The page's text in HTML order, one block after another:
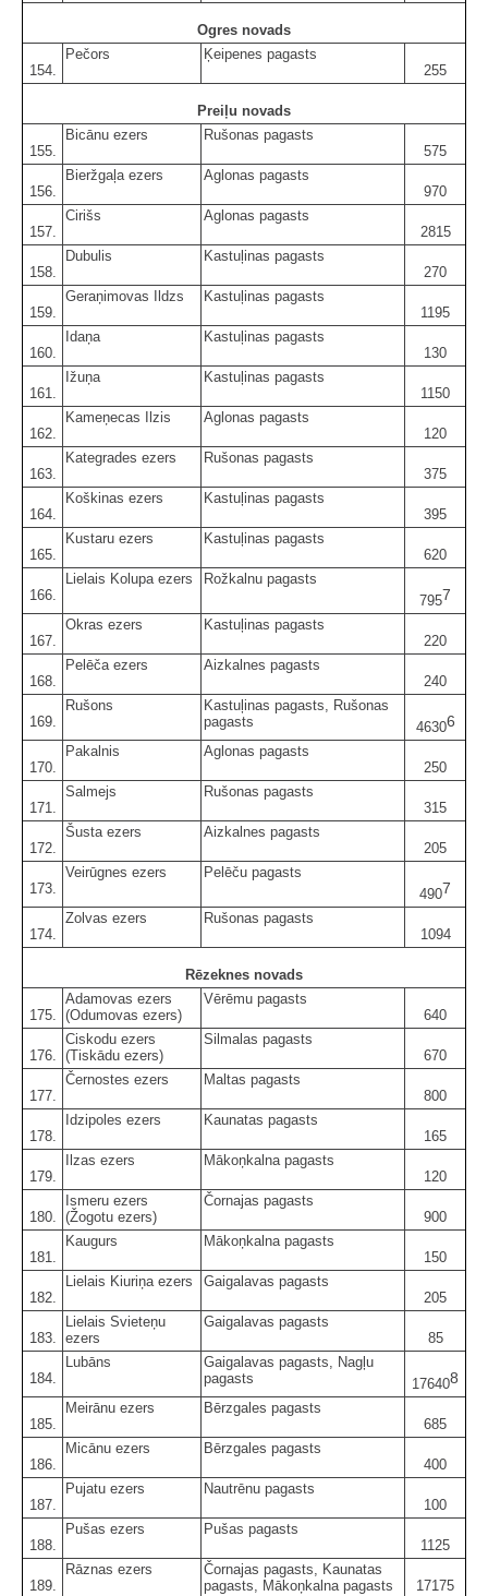
Ogres novads
154.
Pečors
Ķeipenes pagasts
255
Preiļu novads
155.
Bicānu ezers
Rušonas pagasts
575
156.
Bieržgaļa ezers
Aglonas pagasts
970
157.
Cirišs
Aglonas pagasts
2815
158.
Dubulis
Kastuļinas pagasts
270
159.
Geraņimovas Ildzs
Kastuļinas pagasts
1195
160.
Idaņa
Kastuļinas pagasts
130
161.
Ižuņa
Kastuļinas pagasts
1150
162.
Kameņecas Ilzis
Aglonas pagasts
120
163.
Kategrades ezers
Rušonas pagasts
375
164.
Koškinas ezers
Kastuļinas pagasts
395
165.
Kustaru ezers
Kastuļinas pagasts
620
166.
Lielais Kolupa ezers
Rožkalnu pagasts
7957
167.
Okras ezers
Kastuļinas pagasts
220
168.
Pelēča ezers
Aizkalnes pagasts
240
169.
Rušons
Kastuļinas pagasts, Rušonas
pagasts
46306
170.
Pakalnis
Aglonas pagasts
250
171.
Salmejs
Rušonas pagasts
315
172.
Šusta ezers
Aizkalnes pagasts
205
173.
Veirūgnes ezers
Pelēču pagasts
4907
174.
Zolvas ezers
Rušonas pagasts
1094
Rēzeknes novads
175.
Adamovas ezers
(Odumovas ezers)
Vērēmu pagasts
640
176.
Ciskodu ezers
(Tiskādu ezers)
Silmalas pagasts
670
177.
Černostes ezers
Maltas pagasts
800
178.
Idzipoles ezers
Kaunatas pagasts
165
179.
Ilzas ezers
Mākoņkalna pagasts
120
180.
Ismeru ezers
(Žogotu ezers)
Čornajas pagasts
900
181.
Kaugurs
Mākoņkalna pagasts
150
182.
Lielais Kiuriņa ezers
Gaigalavas pagasts
205
183.
Lielais Svieteņu
ezers
Gaigalavas pagasts
85
184.
Lubāns
Gaigalavas pagasts, Nagļu
pagasts
176408
185.
Meirānu ezers
Bērzgales pagasts
685
186.
Micānu ezers
Bērzgales pagasts
400
187.
Pujatu ezers
Nautrēnu pagasts
100
188.
Pušas ezers
Pušas pagasts
1125
189.
Rāznas ezers
Čornajas pagasts, Kaunatas
pagasts, Mākoņkalna pagasts
17175